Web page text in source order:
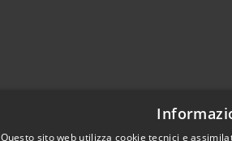
Questo sito web utilizza cookie tecnici e